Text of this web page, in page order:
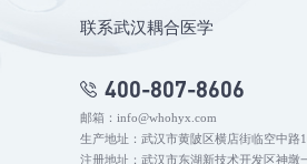
联系武汉耦合医学
400-807-8606
邮箱：info@whohyx.com
生产地址：武汉市黄陂区横店街临空中路
注册地址：武汉市东湖新技术开发区神墩